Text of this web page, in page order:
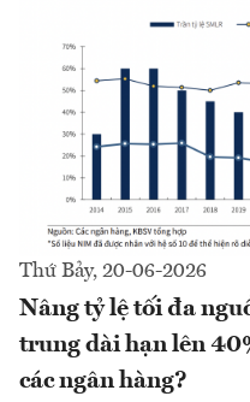
Thứ Bảy, 20-06-2026
Nâng tỷ lệ tối đa
trung dài hạn lên
các ngân hàng?